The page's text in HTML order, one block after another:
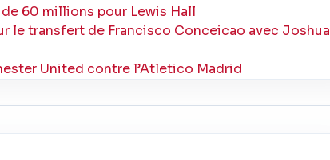
60 millions pour Lewis Hall
le transfert de Francisco Conceicao avec Joshua
United contre l’Atletico Madrid